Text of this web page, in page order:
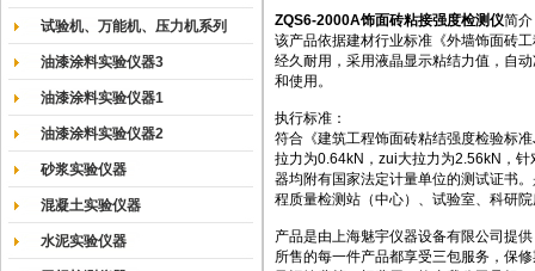
试验机、万能机、压力机系列
油漆涂料实验仪器3
油漆涂料实验仪器1
油漆涂料实验仪器2
砂浆实验仪器
混凝土实验仪器
水泥实验仪器
ZQS6-2000A饰面砖粘接强度检测仪简
该产品依据建材行业标准《外墙饰面砖
经久耐用，采用液晶显示粘结力值，自
和使用。
执行标准：
符合《建筑工程饰面砖粘结强度检验标
拉力为0.64kN，zui大拉力为2.56kN，
器均附有国家法定计量单位的测试证书
程质量检测站（中心）、试验室、科研
产品是由上海魅宇仪器设备有限公司提
所售的每一件产品都享受三包服务，保